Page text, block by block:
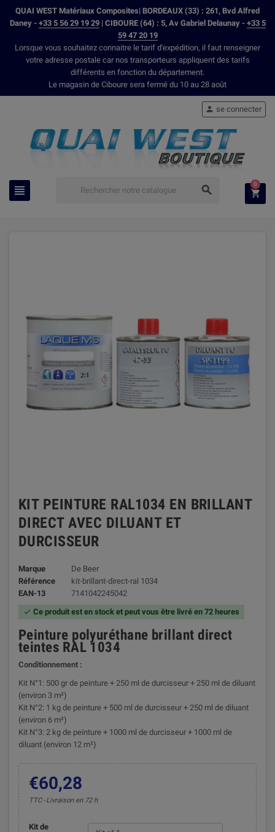
QUAI WEST Matériaux Composites| BORDEAUX (33) : 261, Bvd Alfred
Daney - +33 5 56 29 19 29| CIBOURE (64) : 5, Av Gabriel Delaunay - +33 5
59 47 20 19
Lorsque vous souhaitez connaitre le tarif d'expédition, il faut renseigner
votre adresse postale car nos transporteurs appliquent des tarifs
différents en fonction du département.
Le magasin de Ciboure sera fermé du 10 au 28 août
 
 se connecter

0
KIT PEINTURE RAL1034 EN BRILLANT
DIRECT AVEC DILUANT ET
DURCISSEUR
Marque
De Beer
Référence
kit-brillant-direct-ral 1034
EAN-13
7141042245042
 Ce produit est en stock et peut vous être livré en 72 heures
Peinture polyuréthane brillant direct
teintes RAL 1034
Conditionnement :
Kit N°1: 500 gr de peinture + 250 ml de durcisseur + 250 ml de diluant
(environ 3 m²)
Kit N°2: 1 kg de peinture + 500 ml de durcisseur + 250 ml de diluant
(environ 6 m²)
Kit N°3: 2 kg de peinture + 1000 ml de durcisseur + 1000 ml de
diluant (environ 12 m²)
€60,28
TTC Livraison en 72 h
Kit de